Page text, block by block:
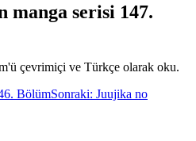
manga serisi 147.
çevrimiçi ve Türkçe olarak oku.
BölümSonraki: Juujika no